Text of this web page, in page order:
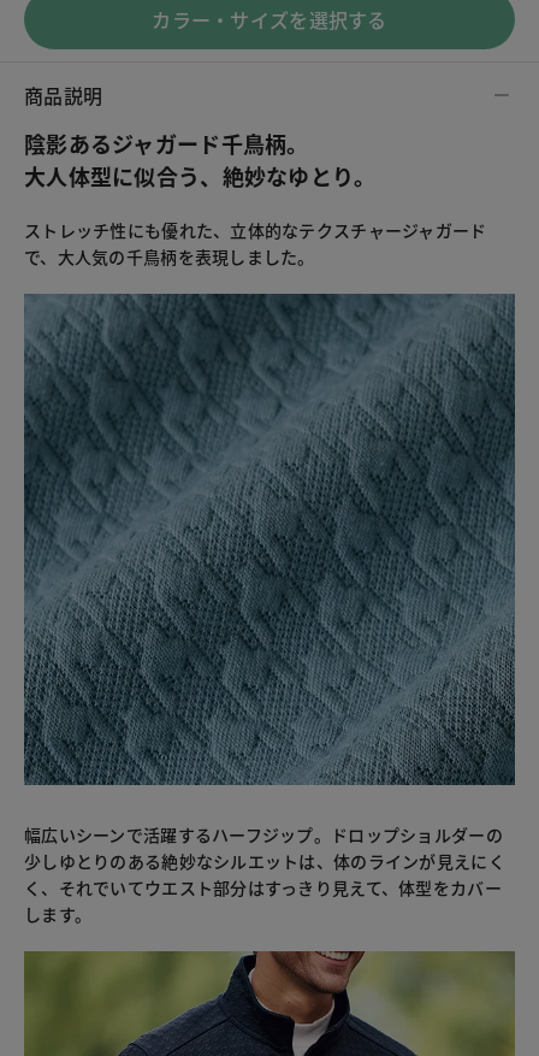
カラー・サイズを選択する
商品説明
陰影あるジャガード千鳥柄。
大人体型に似合う、絶妙なゆとり。
ストレッチ性にも優れた、立体的なテクスチャージャガード
で、大人気の千鳥柄を表現しました。
幅広いシーンで活躍するハーフジップ。ドロップショルダーの
少しゆとりのある絶妙なシルエットは、体のラインが見えにく
く、それでいてウエスト部分はすっきり見えて、体型をカバー
します。